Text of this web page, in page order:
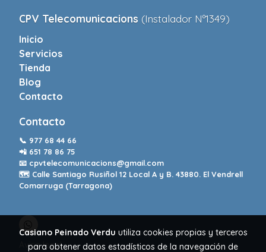
CPV Telecomunicacions (Instalador Nº1349)
Inicio
Servicios
Tienda
Blog
Contacto
Contacto
📞 977 68 44 66
📲 651 78 86 75
📧 cpvtelecomunicacions@gmail.com
🗺️ Calle Santiago Rusiñol 12 Local A y B. 43880. El Vendrell
Comarruga (Tarragona)
Aviso legal
Casiano Peinado Verdu utiliza cookies propias y terceros
para obtener datos estadísticos de la navegación de